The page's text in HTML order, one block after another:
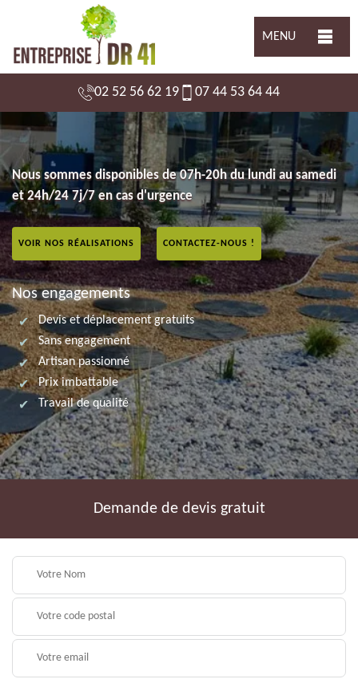
MENU
02 52 56 62 19 07 44 53 64 44
Nous sommes disponibles de 07h-20h du lundi au samedi
et 24h/24 7j/7 en cas d'urgence
VOIR NOS RÉALISATIONS CONTACTEZ-NOUS !
Nos engagements
Devis et déplacement gratuits
Sans engagement
Artisan passionné
Prix imbattable
Travail de qualité
Demande de devis gratuit